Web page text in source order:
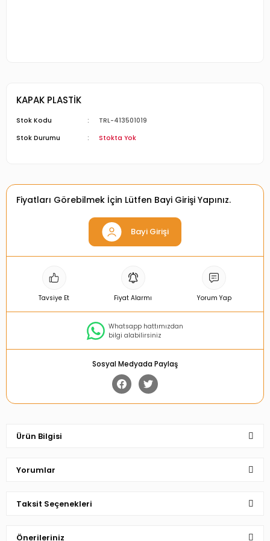
KAPAK PLASTİK
Stok Kodu
TRL-413501019
Stok Durumu
Stokta Yok
Fiyatları Görebilmek İçin Lütfen Bayi Girişi Yapınız.
Bayi Girişi
Tavsiye Et Fiyat Alarmı Yorum Yap
Whatsapp hattımızdan
bilgi alabilirsiniz
Sosyal Medyada Paylaş
Ürün Bilgisi
Yorumlar
Taksit Seçenekleri
Önerileriniz